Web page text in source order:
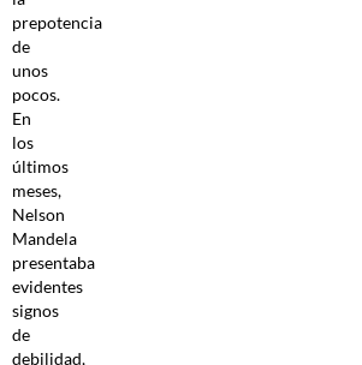
prepotencia
de
unos
pocos.
En
los
últimos
meses,
Nelson
Mandela
presentaba
evidentes
signos
de
debilidad,